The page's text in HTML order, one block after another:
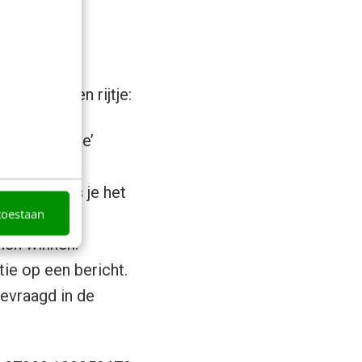
op een rijtje:
een ‘love’
liken als je het
winnen.
op een bericht.
in de